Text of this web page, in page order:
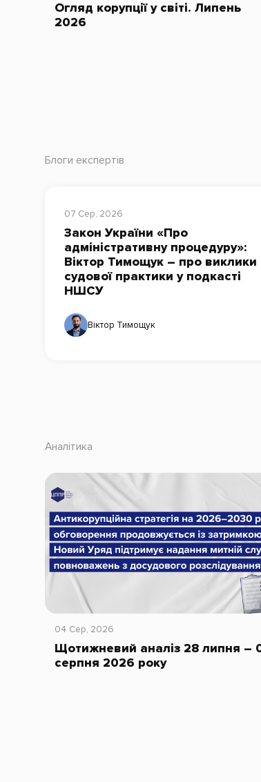
Огляд корупції у світі. Липень
2026
Блоги експертів
07 Сер, 2026
Закон України «Про
адміністративну процедуру»:
Віктор Тимощук – про виклики
судової практики у подкасті
НШСУ
Віктор Тимощук
Аналітика
04 Сер, 2026
Щотижневий аналіз 28 липня –
серпня 2026 року